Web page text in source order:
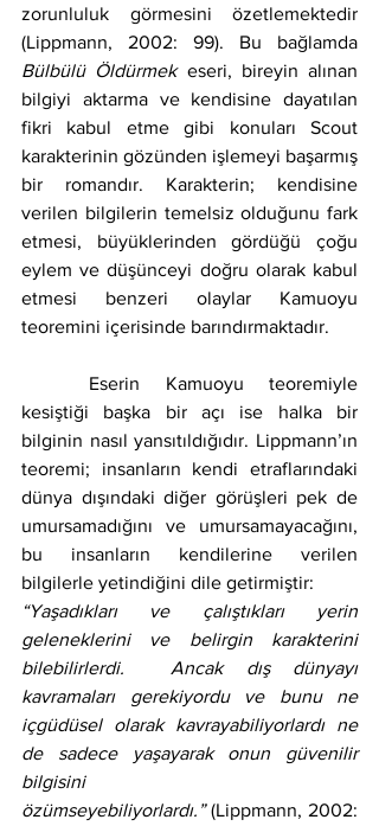
zorunluluk görmesini özetlemektedir
Bülbülü Öldürmek eseri, bireyin alınan
bilgiyi aktarma ve kendisine dayatılan
fikri kabul etme gibi konuları Scout
karakterinin gözünden işlemeyi başarmış
bir romandır. Karakterin; kendisine
verilen bilgilerin temelsiz olduğunu fark
etmesi, büyüklerinden gördüğü çoğu
eylem ve düşünceyi doğru olarak kabul
etmesi benzeri olaylar Kamuoyu
teoremini içerisinde barındırmaktadır.
kesiştiği başka bir açı ise halka bir
bilginin nasıl yansıtıldığıdır. Lippmann’ın
teoremi; insanların kendi etraflarındaki
dünya dışındaki diğer görüşleri pek de
umursamadığını ve umursamayacağını,
bu insanların kendilerine verilen
bilgilerle yetindiğini dile getirmiştir:
“Yaşadıkları ve çalıştıkları yerin
geleneklerini ve belirgin karakterini
bilebilirlerdi.  Ancak dış dünyayı
kavramaları gerekiyordu ve bunu ne
içgüdüsel olarak kavrayabiliyorlardı ne
de sadece yaşayarak onun güvenilir
bilgisini
özümseyebiliyorlardı.” (Lippmann, 2002: